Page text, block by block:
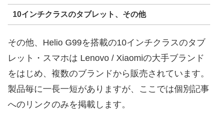
10インチクラスのタブレット、その他
その他、Helio G99を搭載の10インチクラスのタブ
レット・スマホは Lenovo / Xiaomiの大手ブランド
をはじめ、複数のブランドから販売されています。
製品毎に一長一短がありますが、ここでは個別記事
へのリンクのみを掲載します。